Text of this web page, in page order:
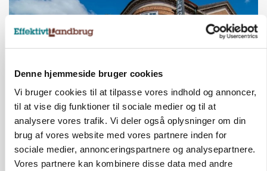
Denne hjemmeside bruger cookies
Vi bruger cookies til at tilpasse vores indhold og annoncer,
til at vise dig funktioner til sociale medier og til at
analysere vores trafik. Vi deler også oplysninger om din
brug af vores website med vores partnere inden for
sociale medier, annonceringspartnere og analysepartnere.
Vores partnere kan kombinere disse data med andre
BUSINESS
Lave grisepriser og nye regler øger landbobanks
forsigtighed